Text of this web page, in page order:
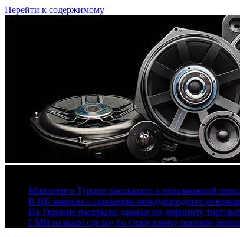
Перейти к содержимому
Минэнерго Турции рассказало о невозможной
В ЦБ заявили о снижении международных
На Украине раскрыли данные по дефициту
СМИ назвали сделку по Ормузскому проливу